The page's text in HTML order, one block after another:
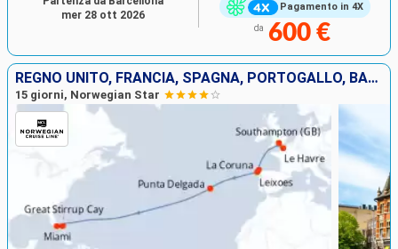
Pagamento in 4X
da 600 €
mer 28 ott 2026
REGNO UNITO, FRANCIA, SPAGNA, PORTOGALLO, BAHAMAS, STATI UNITI
15 giorni, Norwegian Star